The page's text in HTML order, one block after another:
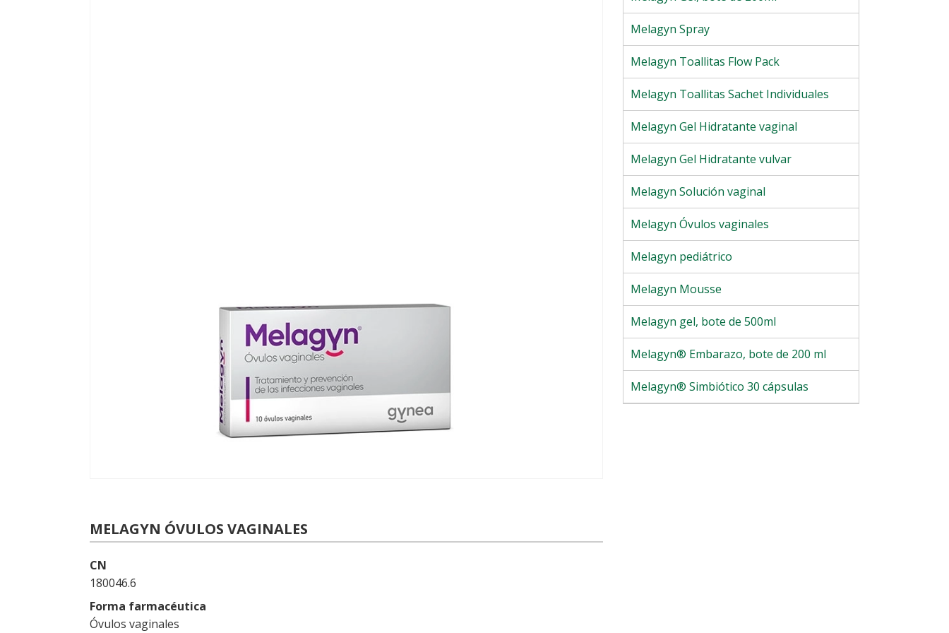
Melagyn Spray
Melagyn Toallitas Flow Pack
Melagyn Toallitas Sachet Individuales
Melagyn Gel Hidratante vaginal
Melagyn Gel Hidratante vulvar
Melagyn Solución vaginal
Melagyn Óvulos vaginales
Melagyn pediátrico
Melagyn Mousse
Melagyn gel, bote de 500ml
Melagyn® Embarazo, bote de 200 ml
Melagyn® Simbiótico 30 cápsulas
MELAGYN ÓVULOS VAGINALES
CN
180046.6
Forma farmacéutica
Óvulos vaginales